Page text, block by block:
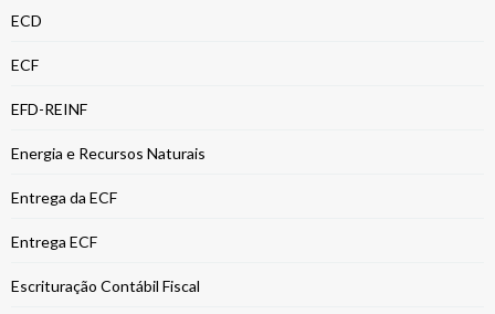
ECD
ECF
EFD-REINF
Energia e Recursos Naturais
Entrega da ECF
Entrega ECF
Escrituração Contábil Fiscal